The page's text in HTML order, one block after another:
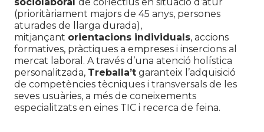
(prioritàriament majors de 45 anys, persones
aturades de llarga durada),
mitjançant orientacions individuals, accions
formatives, pràctiques a empreses i insercions al
mercat laboral. A través d’una atenció holística
personalitzada, Treballa’t garanteix l’adquisició
de competències tècniques i transversals de les
seves usuàries, a més de coneixements
especialitzats en eines TIC i recerca de feina.